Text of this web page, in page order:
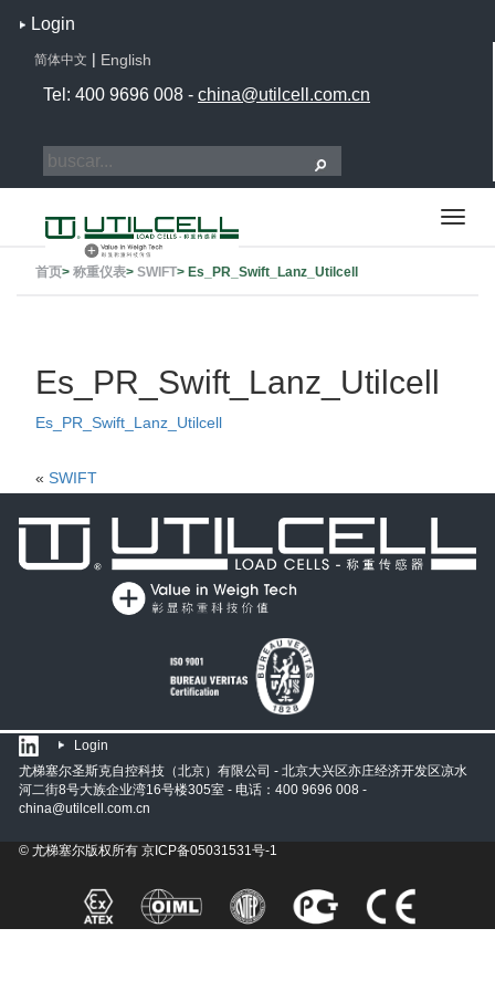
Login
简体中文 | English
Tel: 400 9696 008 - china@utilcell.com.cn
首页> 称重仪表> SWIFT> Es_PR_Swift_Lanz_Utilcell
Es_PR_Swift_Lanz_Utilcell
Es_PR_Swift_Lanz_Utilcell
« SWIFT
Login
尤梯塞尔圣斯克自控科技（北京）有限公司 - 北京大兴区亦庄经济开发区凉水
河二街8号大族企业湾16号楼305室 - 电话：400 9696 008 -
china@utilcell.com.cn
© 尤梯塞尔版权所有 京ICP备05031531号-1